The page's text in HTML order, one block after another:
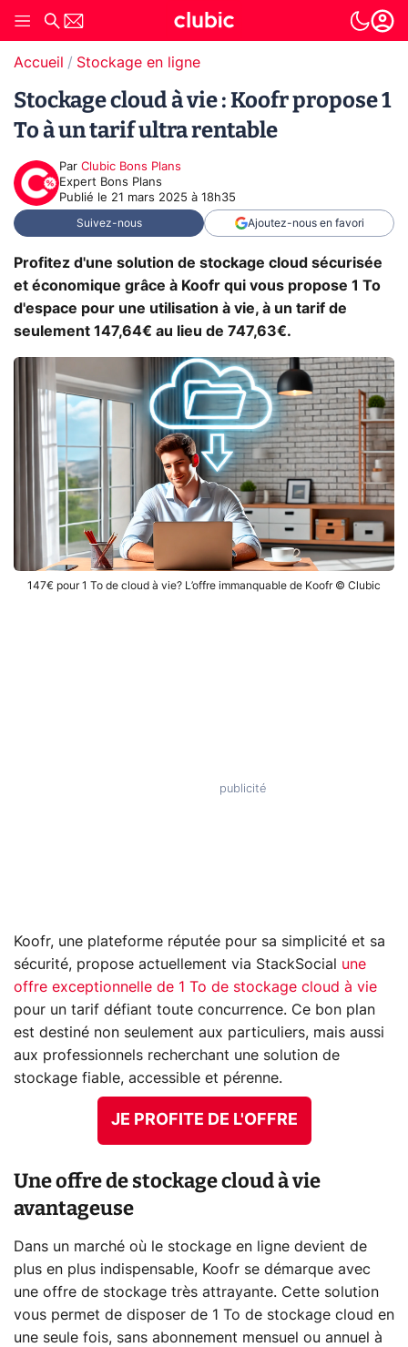
Accueil Stockage en ligne
Stockage cloud à vie : Koofr propose 1
To à un tarif ultra rentable
Par Clubic Bons Plans
Expert Bons Plans
Publié le 21 mars 2025 à 18h35
Suivez-nous Ajoutez-nous en favori
Profitez d'une solution de stockage cloud sécurisée
et économique grâce à Koofr qui vous propose 1 To
d'espace pour une utilisation à vie, à un tarif de
seulement 147,64€ au lieu de 747,63€.
147€ pour 1 To de cloud à vie? L’offre immanquable de Koofr © Clubic
Koofr, une plateforme réputée pour sa simplicité et sa
sécurité, propose actuellement via StackSocial une
offre exceptionnelle de 1 To de stockage cloud à vie
pour un tarif défiant toute concurrence. Ce bon plan
est destiné non seulement aux particuliers, mais aussi
aux professionnels recherchant une solution de
stockage fiable, accessible et pérenne.
JE PROFITE DE L'OFFRE
Une offre de stockage cloud à vie
avantageuse
Dans un marché où le stockage en ligne devient de
plus en plus indispensable, Koofr se démarque avec
une offre de stockage très attrayante. Cette solution
vous permet de disposer de 1 To de stockage cloud en
une seule fois, sans abonnement mensuel ou annuel à